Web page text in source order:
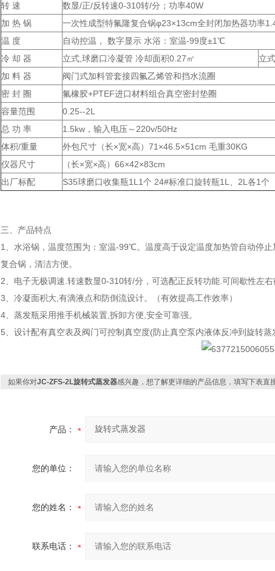
转 速
数显/正/反转速0-310转/分；功率40W
加 热 锅
一次性成型特氟隆复合锅φ23×13cm全封闭加热器功率
温 度
自动控温， 数字显示 水浴：室温-99度±1℃
冷 却 器
立式,球磨口冷凝管 冷却面积0.27㎡
立
加 料 器
阀门式加料管套接四氟乙烯管和挡水流圈
密 封 圈
氟橡胶+PTEF进口材料组合真空密封垫圈
容量范围
0.25--2L
总 功 率
1.5kw，输入电压～220v/50Hz
体积/重量
外包尺寸（长×宽×高）71×46.5×51cm 毛重30KG
仪器尺寸
（长×宽×高）66×42×83cm
出厂标配
S35球磨口收集瓶1L1个 24#标准口旋转瓶1L、2L各1个
三、产品特点
1、水浴锅，温度范围为：室温-99℃。温度高于设定温度加热管自动停
复合锅，清洁方便。
2、电子无极调速.转速数显0-310转/分，可选配正反转功能.可间歇性左右
3、冷凝面积大,有滴液点和防倒流设计。（有效提高工作效率）
4、蒸发瓶采用推手机械装置,拆卸方便,安全可靠强。
5、设计配有真空表及阀门可控制真空度(防止真空泵内液体反冲到旋转
如果你对JC-ZFS-2L旋转式蒸发器感兴趣，想了解更详细的产品信息，填写下表直
产品：
您的单位：
您的姓名：
联系电话：